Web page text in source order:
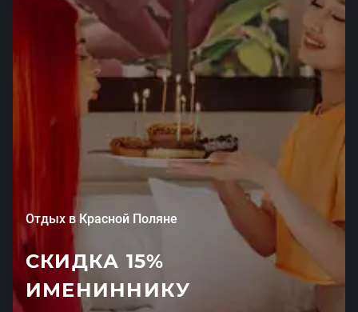
Отдых в Красной Поляне
СКИДКА 15%
ИМЕНИННИКУ